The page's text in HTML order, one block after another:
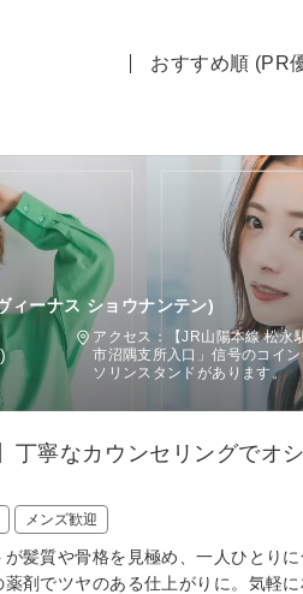
おすすめ順 (PR
ィーナス ショウナンテン)
アクセス：【JR山陽本線 松永
市沼隅支所入口」信号のコイ
ソリンスタンドがあります。
丁寧なカウンセリングでオ
メンズ歓迎
髪質や骨格を見極め、一人ひとり
剤でツヤのある仕上がりに。気軽